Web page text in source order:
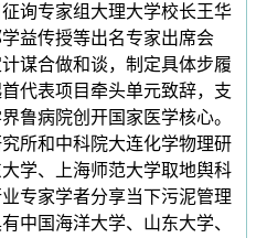
询专家组大理大学校长王华
益传授等出名专家出席会
谋合做和谈，制定具体步履
代表项目牵头单元致辞，支
鲁病院创开国家医学核心。
所和中科院大连化学物理研
学、上海师范大学取地舆科
专家学者分享当下污泥管理
中国海洋大学、山东大学、